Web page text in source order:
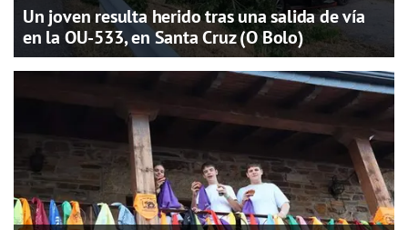
Un joven resulta herido tras una salida de vía
en la OU-533, en Santa Cruz (O Bolo)